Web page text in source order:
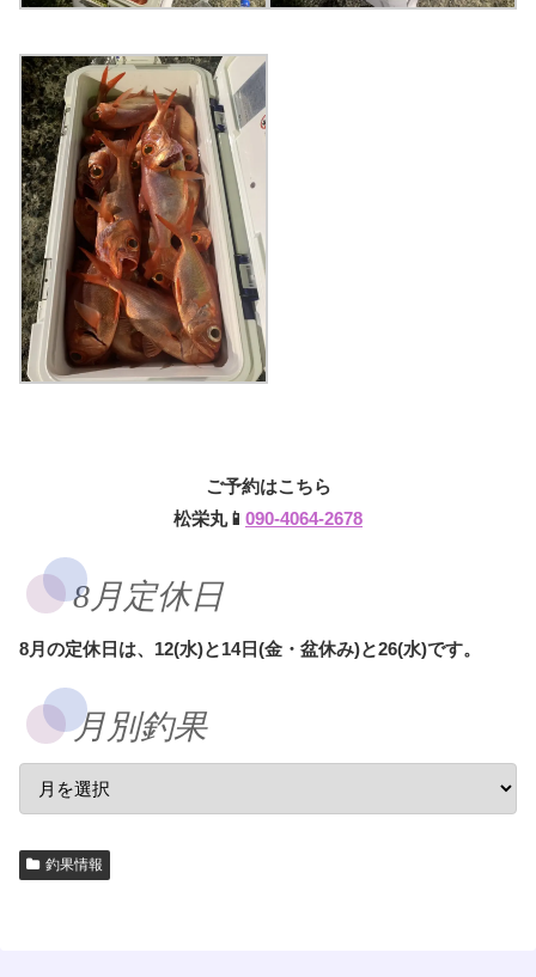
ご予約はこちら
松栄丸📱 090-4064-2678
8月定休日
8月の定休日は、12(水)と14日(金・盆休み)と26(水)です。
月別釣果
釣果情報